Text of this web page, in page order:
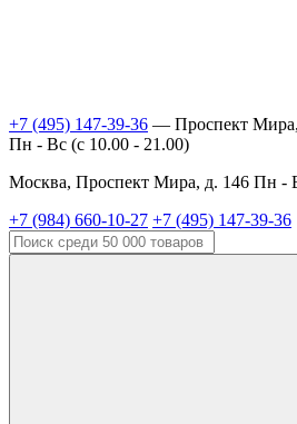
+7 (495) 147-39-36 — Проспект
Пн - Вс (c 10.00 - 21.00)
Москва, Проспект Мира, д. 146 Пн -
+7 (984) 660-10-27 +7 (495) 147-39-36